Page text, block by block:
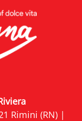
Rimini (RN) |